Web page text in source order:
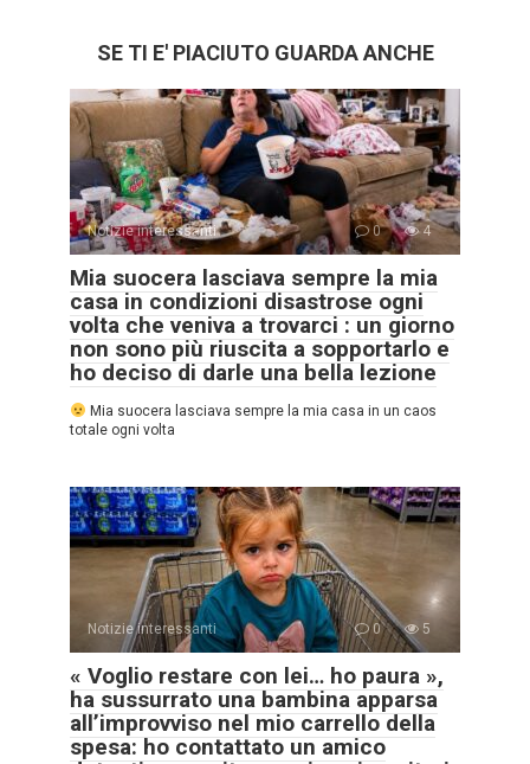
SE TI E' PIACIUTO GUARDA ANCHE
Notizie interessanti 0 4
Mia suocera lasciava sempre la mia
casa in condizioni disastrose ogni
volta che veniva a trovarci : un giorno
non sono più riuscita a sopportarlo e
ho deciso di darle una bella lezione
Mia suocera lasciava sempre la mia casa in un caos
totale ogni volta
Notizie interessanti 0 5
« Voglio restare con lei… ho paura »,
ha sussurrato una bambina apparsa
all’improvviso nel mio carrello della
spesa: ho contattato un amico